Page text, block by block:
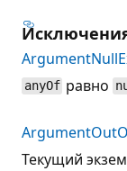
anyOf равно
Текущий